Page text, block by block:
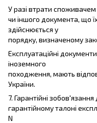
У разі втрати
чи іншого документа, що
здійснюється у
порядку, визначеному
Експлуатаційні
іноземного
походження, мають
України.
7. Гарантійні
гарантійному талоні
N